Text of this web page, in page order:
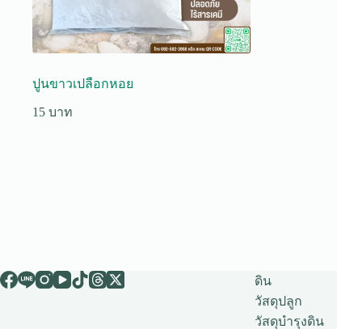
ปูนขาวเปลือกหอย
15
ดิน
วัสดุปลูก
วัสดุบำรุงดิน